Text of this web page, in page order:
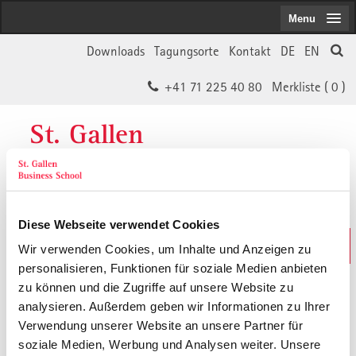
Diese Webseite verwendet Cookies
Wir verwenden Cookies, um Inhalte und Anzeigen zu
personalisieren, Funktionen für soziale Medien anbieten
zu können und die Zugriffe auf unsere Website zu
analysieren. Außerdem geben wir Informationen zu Ihrer
Verwendung unserer Website an unsere Partner für
soziale Medien, Werbung und Analysen weiter. Unsere
EN
DE
Kontakt
Tagungsorte
Downloads
Merkliste ( 0 )
+41 71 225 40 80
St. Gallen
Business School
Weiterbildungs-Suche
In 30 Sekunden das Passende finden
Menu
Der von Ihnen gesuchte Inhalt ist